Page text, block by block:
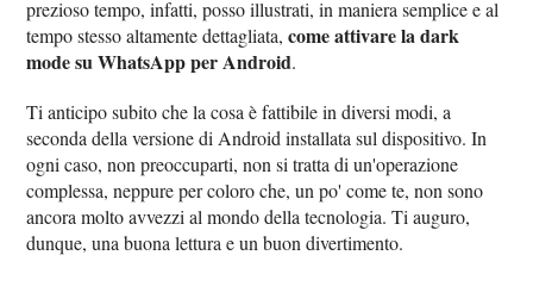
prezioso tempo, infatti, posso illustrati, in maniera semplice e al
tempo stesso altamente dettagliata,come attivare la dark
mode su WhatsApp per Android.
Ti anticipo subito che la cosa è fattibile in diversi modi, a
seconda della versione di Android installata sul dispositivo. In
ogni caso, non preoccuparti, non si tratta di un'operazione
complessa, neppure per coloro che, un po' come te, non sono
ancora molto avvezzi al mondo della tecnologia. Ti auguro,
dunque, una buona lettura e un buon divertimento.